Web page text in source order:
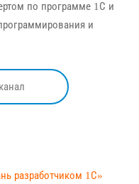
по программе 1С и
и
разработчиком 1С»